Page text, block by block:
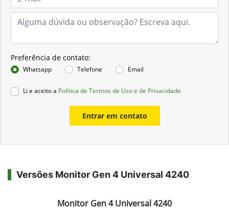
Preferência de contato:
Whatsapp Telefone Email
Li e aceito a Política de Termos de Uso e de Privacidade.
Entrar em contato
Versões Monitor Gen 4 Universal 4240
Monitor Gen 4 Universal 4240